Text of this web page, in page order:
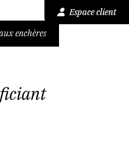
Espace client
enchères